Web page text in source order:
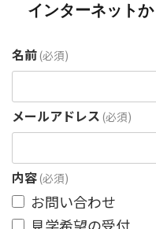
インターネット
名前(必須)
メールアドレス (必須)
内容(必須)
お問い合わせ